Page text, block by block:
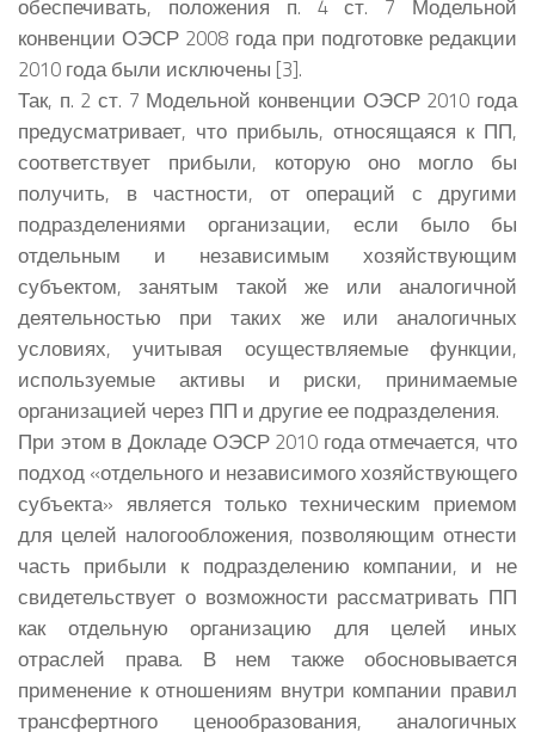
обеспечивать, положения п. 4 ст. 7 Модельной
конвенции ОЭСР 2008 года при подготовке редакции
2010 года были исключены [3].
Так, п. 2 ст. 7 Модельной конвенции ОЭСР 2010 года
предусматривает, что прибыль, относящаяся к ПП,
соответствует прибыли, которую оно могло бы
получить, в частности, от операций с другими
подразделениями организации, если было бы
отдельным и независимым хозяйствующим
субъектом, занятым такой же или аналогичной
деятельностью при таких же или аналогичных
условиях, учитывая осуществляемые функции,
используемые активы и риски, принимаемые
организацией через ПП и другие ее подразделения.
При этом в Докладе ОЭСР 2010 года отмечается, что
подход «отдельного и независимого хозяйствующего
субъекта» является только техническим приемом
для целей налогообложения, позволяющим отнести
часть прибыли к подразделению компании, и не
свидетельствует о возможности рассматривать ПП
как отдельную организацию для целей иных
отраслей права. В нем также обосновывается
применение к отношениям внутри компании правил
трансфертного ценообразования, аналогичных